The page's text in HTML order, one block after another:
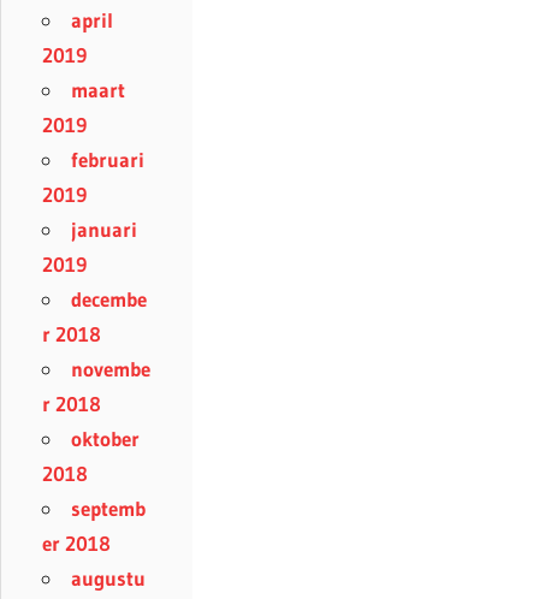
april
2019
maart
2019
februari
2019
januari
2019
decembe
r 2018
novembe
r 2018
oktober
2018
septemb
er 2018
augustu